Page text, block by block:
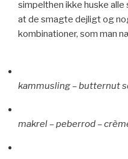
simpelthen ikke huske
at de smagte dejligt og
kombinationer, som man
kammusling – butternut
makrel – peberrod –